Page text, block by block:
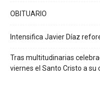
OBITUARIO
Intensifica Javier Díaz
Tras multitudinarias
viernes el Santo Cristo a su